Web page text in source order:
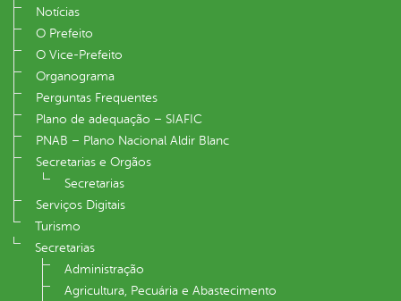
Notícias
O Prefeito
O Vice-Prefeito
Organograma
Perguntas Frequentes
Plano de adequação – SIAFIC
PNAB – Plano Nacional Aldir Blanc
Secretarias e Orgãos
Secretarias
Serviços Digitais
Turismo
Secretarias
Administração
Agricultura, Pecuária e Abastecimento